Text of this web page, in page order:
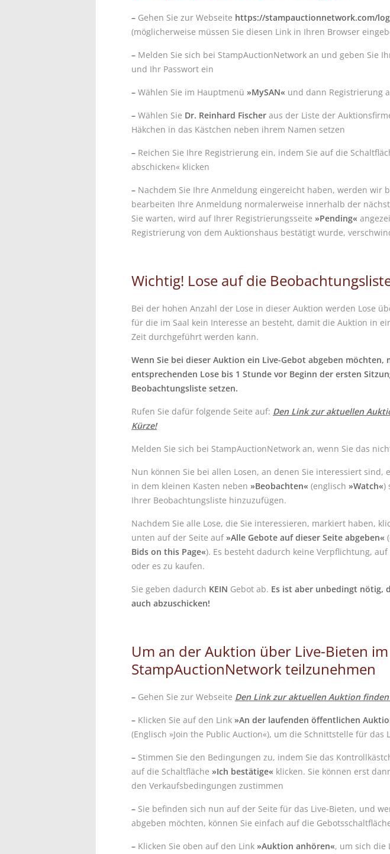
– Gehen Sie zur Webseite https://stampauctionnetwork.com/
(möglicherweise müssen Sie diesen Link in Ihren Browser
– Melden Sie sich bei StampAuctionNetwork an und geben Sie
und Ihr Passwort ein
– Wählen Sie im Hauptmenü »MySAN« und dann Registrierung
– Wählen Sie Dr. Reinhard Fischer aus der Liste der
Häkchen in das Kästchen neben ihrem Namen setzen
– Reichen Sie Ihre Registrierung ein, indem Sie auf die
abschicken« klicken
– Nachdem Sie Ihre Anmeldung eingereicht haben, werden wir
bearbeiten Ihre Anmeldung normalerweise innerhalb der
Sie warten, wird auf Ihrer Registrierungsseite »Pending«
Registrierung von dem Auktionshaus bestätigt wurde,
Wichtig! Lose auf die
Bei der hohen Anzahl der Lose in dieser Auktion werden Lose
für die im Saal kein Interesse an besteht, damit die Auktion in
Zeit durchgeführt werden kann.
Wenn Sie bei dieser Auktion ein Live-Gebot abgeben möchten,
entsprechenden Lose bis 1 Stunde vor Beginn der ersten
Beobachtungsliste setzen.
Rufen Sie dafür folgende Seite auf: Den Link zur aktuellen
Kürze!
Melden Sie sich bei StampAuctionNetwork an, wenn Sie das
Nun können Sie bei allen Losen, an denen Sie interessiert sind,
in dem kleinen Kasten neben »Beobachten« (englisch »Watch«)
Ihrer Beobachtungsliste hinzuzufügen.
Nachdem Sie alle Lose, die Sie interessieren, markiert haben,
unten auf der Seite auf »Alle Gebote auf dieser Seite abgeben«
Bids on this Page«). Es besteht dadurch keine Verpflichtung, auf
oder es zu kaufen.
Sie geben dadurch KEIN Gebot ab. Es ist aber unbedingt nötig,
auch abzuschicken!
Um an der Auktion über Live-Bieten im
StampAuctionNetwork teilzunehmen
– Gehen Sie zur Webseite Den Link zur aktuellen Auktion
– Klicken Sie auf den Link »An der laufenden öffentlichen
(Englisch »Join the Public Auction«), um die Schnittstelle für das
– Stimmen Sie den Bedingungen zu, indem Sie das
auf die Schaltfläche »Ich bestätige« klicken. Sie können erst
den Verkaufsbedingungen zustimmen
– Sie befinden sich nun auf der Seite für das Live-Bieten, und
abgeben möchten, können Sie einfach auf die
– Klicken Sie oben auf den Link »Auktion anhören«, um sich die